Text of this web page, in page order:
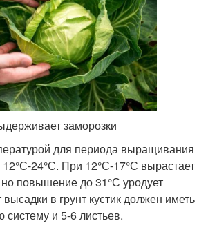
заморозки
для периода выращивания
12°С-24°С. При 12°С-17°С вырастает
повышение до 31°С уродует
в грунт кустик должен иметь
и 5-6 листьев.